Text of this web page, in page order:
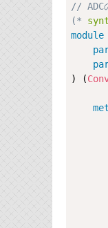
// ADC
(*
module
) (